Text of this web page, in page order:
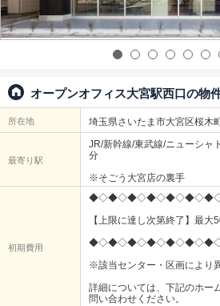
オープンオフィス大宮駅西口の物
所在地 埼玉県さいたま市大宮区桜木
最寄り駅
JR/新幹線/東武線/ニューシャ
分
※そごう大宮店の裏手
初期費用
【上限に達し次第終了】最
※該当センター・区画により
詳細については、下記のホー
問い合わせください。